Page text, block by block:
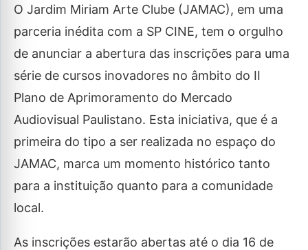
O Jardim Miriam Arte Clube (JAMAC), em uma
parceria inédita com a SP CINE, tem o orgulho
de anunciar a abertura das inscrições para uma
série de cursos inovadores no âmbito do II
Plano de Aprimoramento do Mercado
Audiovisual Paulistano. Esta iniciativa, que é a
primeira do tipo a ser realizada no espaço do
JAMAC, marca um momento histórico tanto
para a instituição quanto para a comunidade
local.
As inscrições estarão abertas até o dia 16 de